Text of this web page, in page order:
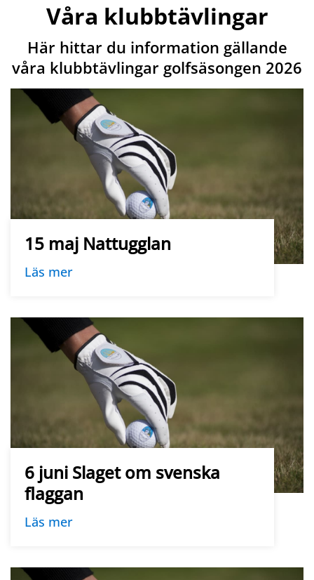
Våra klubbtävlingar
Här hittar du information gällande
våra klubbtävlingar golfsäsongen 2026
15 maj Nattugglan
Läs mer
6 juni Slaget om svenska
flaggan
Läs mer